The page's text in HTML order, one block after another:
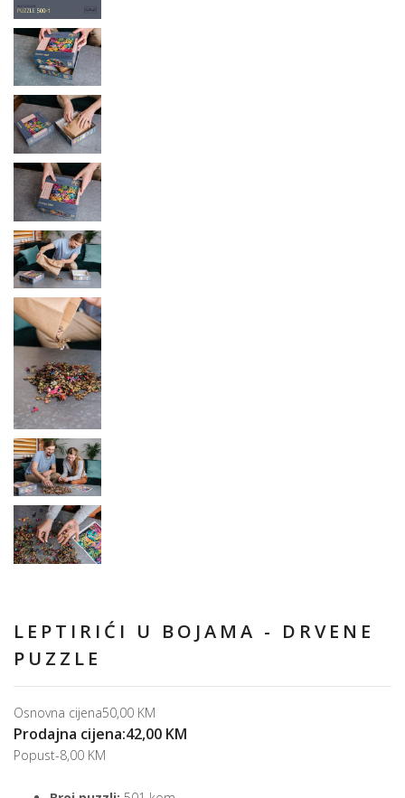
LEPTIRIĆI U BOJAMA - DRVENE
PUZZLE
Osnovna cijena50,00 KM
Prodajna cijena:42,00 KM
Popust-8,00 KM